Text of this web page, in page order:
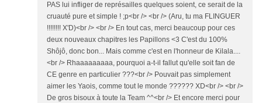
PAS lui infliger de représailles quelques soient, ce serait de la
cruauté pure et simple ! ;p<br /> <br /> (Aru, tu ma FLINGUER
!!!!!!!! X'D)<br /> <br /> En tout cas, merci beaucoup pour ces
deux nouveaux chapitres les Papillons <3 C'est du 100%
Shôjô, donc bon... Mais comme c'est en l'honneur de Kilala....
<br /> Rhaaaaaaaaa, pourquoi a-t-il fallut qu'elle soit fan de
CE genre en particulier ???<br /> Pouvait pas simplement
aimer les Yaois, comme tout le monde ?????? XD<br /> <br />
De gros bisoux à toute la Team ^^<br /> Et encore merci pour